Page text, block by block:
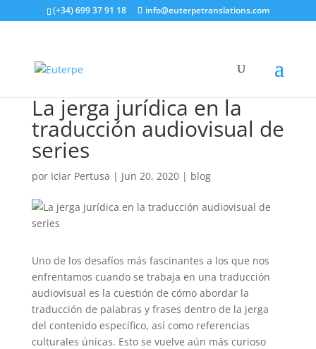
(+34) 699 37 91 18 info@euterpetranslations.com
La jerga jurídica en la
traducción audiovisual de
series
por Iciar Pertusa | Jun 20, 2020| blog
Uno de los desafíos más fascinantes a los que nos
enfrentamos cuando se trabaja en una traducción
audiovisual es la cuestión de cómo abordar la
traducción de palabras y frases dentro de la jerga
del contenido específico, así como referencias
culturales únicas. Esto se vuelve aún más curioso